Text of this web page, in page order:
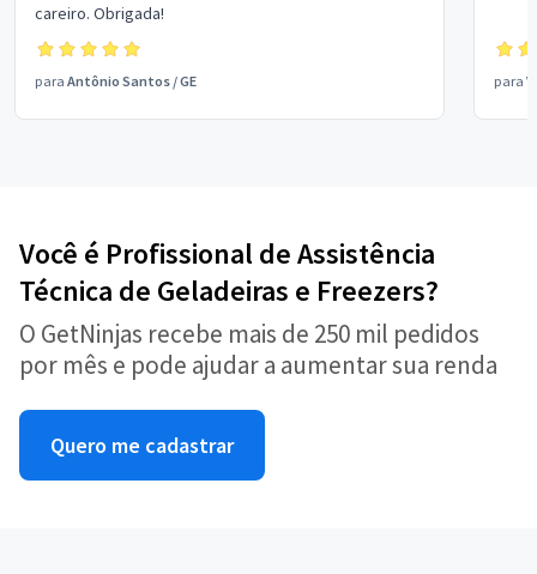
careiro. Obrigada!
para Antônio Santos /GE para
Você é Profissional de Assistência
Técnica de Geladeiras e Freezers?
O GetNinjas recebe mais de 250 mil pedidos
por mês e pode ajudar a aumentar sua renda
Quero me cadastrar